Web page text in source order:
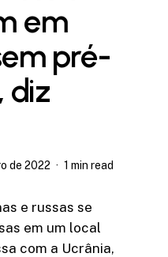
em
pré-
diz
de 2022 1 min read
e russas se
em um local
com a Ucrânia,